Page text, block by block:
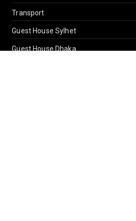
Transport
Guest House Sylhet
Guest House Dhaka